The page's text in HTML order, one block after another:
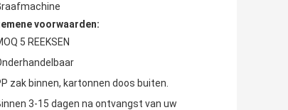
voorwaarden:
5 REEKSEN
zak binnen, kartonnen doos buiten.
3-15 dagen na ontvangst van uw